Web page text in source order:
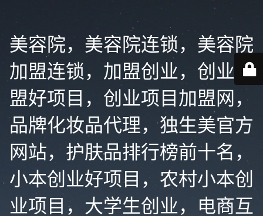
美容院，美容院连锁，美容院
加盟连锁，加盟创业，创业加
盟好项目，创业项目加盟网，
品牌化妆品代理，独生美官方
网站，护肤品排行榜前十名，
小本创业好项目，农村小本创
业项目，大学生创业，电商互